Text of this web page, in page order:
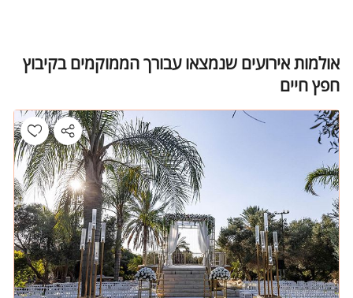
אולמות אירועים שנמצאו עבורך הממוקמים בקיבוץ
חפץ חיים